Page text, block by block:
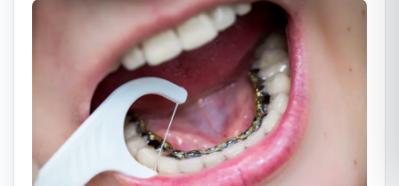
Български
Română
Русский